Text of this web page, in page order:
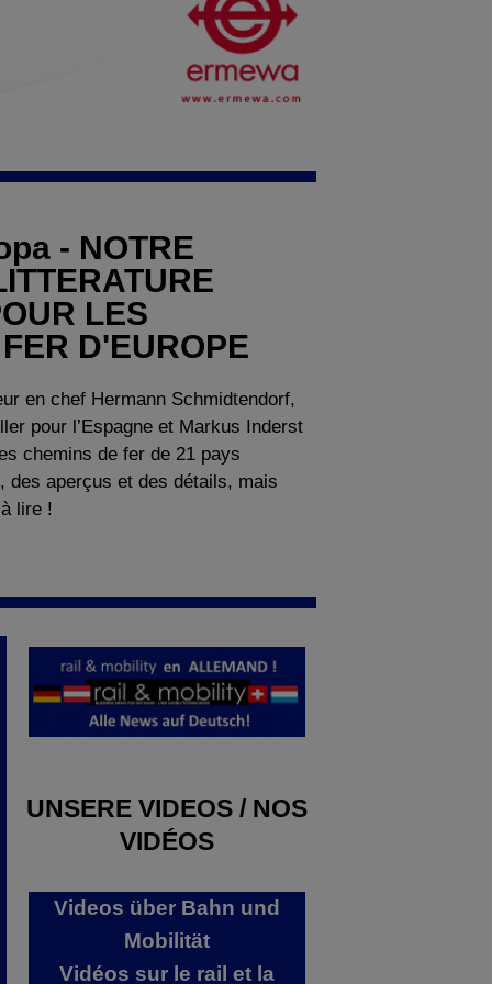
- NOTRE
LES
D'EUROPE
en chef Hermann Schmidtendorf,
pour l’Espagne et Markus Inderst
chemins de fer de 21 pays
des aperçus et des détails, mais
lire !
UNSERE VIDEOS / NOS
VIDÉOS
Videos über Bahn und
Mobilität
Vidéos sur le rail et la